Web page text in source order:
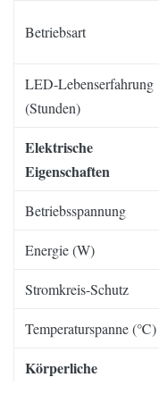
Betriebsart
LED-Lebenserfahrung
(Stunden)
Elektrische
Eigenschaften
Betriebsspannung
Energie (W)
Stromkreis-Schutz
Temperaturspanne (℃)
Körperliche